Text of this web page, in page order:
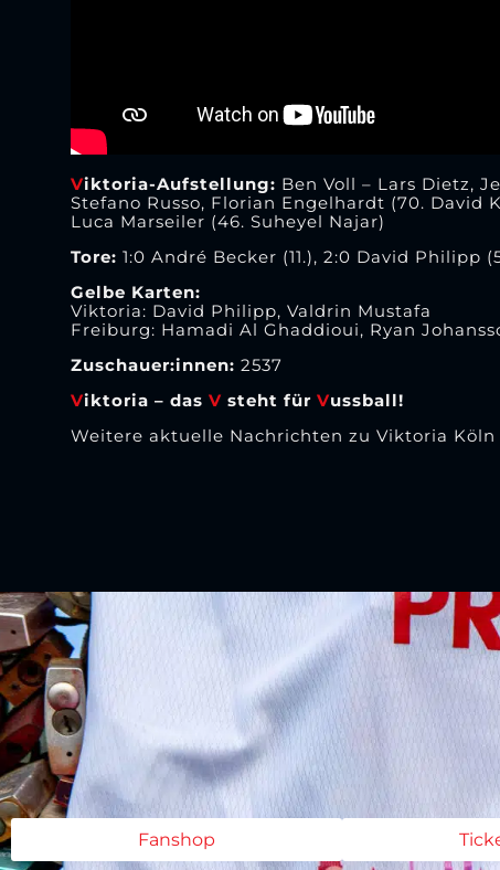
Viktoria-Aufstellung: Ben Voll – Lars Dietz,
Stefano Russo, Florian Engelhardt (70. David
Luca Marseiler (46. Suheyel Najar)
Tore: 1:0 André Becker (11.), 2:0 David Philipp
Gelbe Karten:
Viktoria: David Philipp, Valdrin Mustafa
Freiburg: Hamadi Al Ghaddioui, Ryan
Zuschauer:innen: 2537
Viktoria – das Vsteht für Vussball!
Weitere aktuelle Nachrichten zu Viktoria
Fanshop